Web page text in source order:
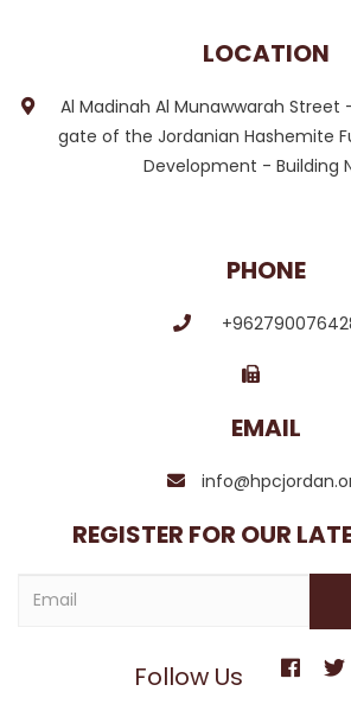
LOCATION
Al Madinah Al Munawwarah
gate of the Jordanian Hashemite
Development - Building
PHONE
EMAIL
REGISTER FOR OUR
Follow Us